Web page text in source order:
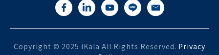
Copyright © 2025 iKala All Rights Reserved. Privacy